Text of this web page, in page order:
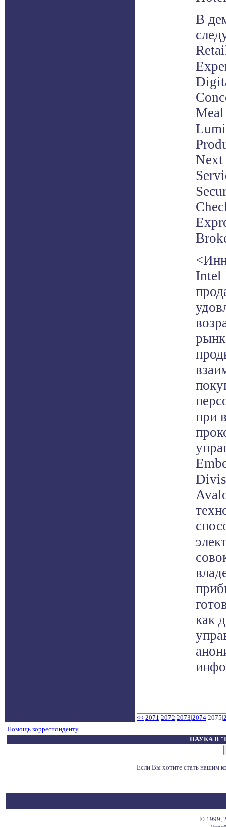
В
Next
Intel
при
как
<< 2071|2072|2073|2074|2075|
Помощь корреспонденту
НАУКА В
Если Вы хотите стать нашим
© 1999,